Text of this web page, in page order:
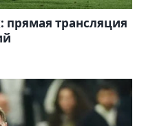
трансляция